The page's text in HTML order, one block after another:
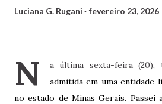
Luciana G. Rugani fevereiro 23, 2026
N
a última sexta-feira
admitida em uma
no estado de Minas Gerais.